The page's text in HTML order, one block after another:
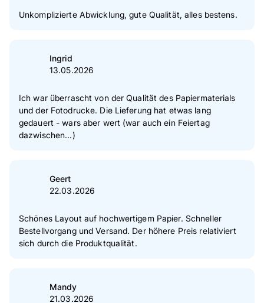
Unkomplizierte Abwicklung, gute Qualität, alles bestens.
Ingrid
13.05.2026
Ich war überrascht von der Qualität des Papiermaterials
und der Fotodrucke. Die Lieferung hat etwas lang
gedauert - wars aber wert (war auch ein Feiertag
dazwischen...)
Geert
22.03.2026
Schönes Layout auf hochwertigem Papier. Schneller
Bestellvorgang und Versand. Der höhere Preis relativiert
sich durch die Produktqualität.
Mandy
21.03.2026